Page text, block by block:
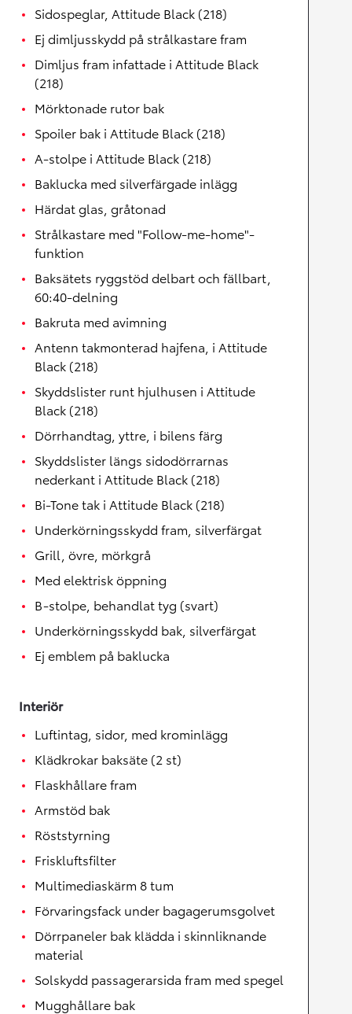
Sidospeglar, Attitude Black (218)
Ej dimljusskydd på strålkastare fram
Dimljus fram infattade i Attitude Black
(218)
Mörktonade rutor bak
Spoiler bak i Attitude Black (218)
A-stolpe i Attitude Black (218)
Baklucka med silverfärgade inlägg
Härdat glas, gråtonad
Strålkastare med "Follow-me-home"-
funktion
Baksätets ryggstöd delbart och fällbart,
60:40-delning
Bakruta med avimning
Antenn takmonterad hajfena, i Attitude
Black (218)
Skyddslister runt hjulhusen i Attitude
Black (218)
Dörrhandtag, yttre, i bilens färg
Skyddslister längs sidodörrarnas
nederkant i Attitude Black (218)
Bi-Tone tak i Attitude Black (218)
Underkörningsskydd fram, silverfärgat
Grill, övre, mörkgrå
Med elektrisk öppning
B-stolpe, behandlat tyg (svart)
Underkörningsskydd bak, silverfärgat
Ej emblem på baklucka
Interiör
Luftintag, sidor, med krominlägg
Klädkrokar baksäte (2 st)
Flaskhållare fram
Armstöd bak
Röststyrning
Friskluftsfilter
Multimediaskärm 8 tum
Förvaringsfack under bagagerumsgolvet
Dörrpaneler bak klädda i skinnliknande
material
Solskydd passagerarsida fram med spegel
Mugghållare bak